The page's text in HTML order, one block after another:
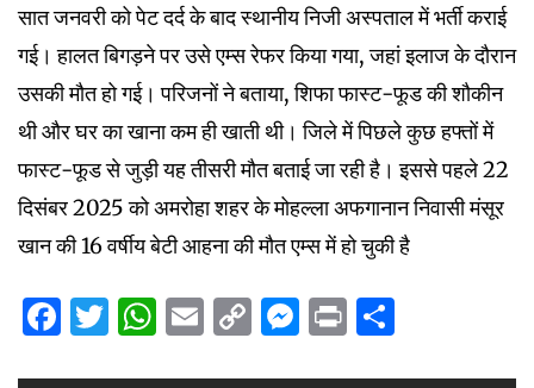
सात जनवरी को पेट दर्द के बाद स्थानीय निजी अस्पताल में भर्ती कराई
गई। हालत बिगड़ने पर उसे एम्स रेफर किया गया, जहां इलाज के दौरान
उसकी मौत हो गई। परिजनों ने बताया, शिफा फास्ट-फूड की शौकीन
थी और घर का खाना कम ही खाती थी। जिले में पिछले कुछ हफ्तों में
फास्ट-फूड से जुड़ी यह तीसरी मौत बताई जा रही है। इससे पहले 22
दिसंबर 2025 को अमरोहा शहर के मोहल्ला अफगानान निवासी मंसूर
खान की 16 वर्षीय बेटी आहना की मौत एम्स में हो चुकी है
Facebook
Twitter
WhatsApp
Email
CopyMessenger
Print